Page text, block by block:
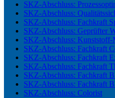
SKZ-Abschluss:
SKZ-Abschluss:
SKZ-Abschluss: Fachkraft
SKZ-Abschluss: Geprüfter
SKZ-Abschluss: Kunststoff-
SKZ-Abschluss: Fachkraft
SKZ-Abschluss: Fachkraft
SKZ-Abschluss: Fachkraft
SKZ-Abschluss: Fachkraft
SKZ-Abschluss: Fachkraft
SKZ-Abschluss: Colorist